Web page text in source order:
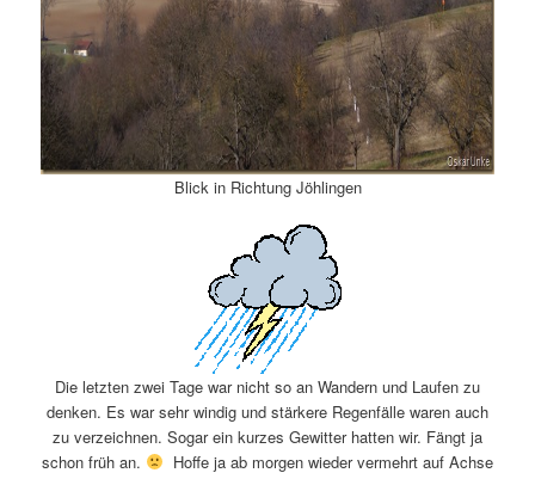
Blick in Richtung Jöhlingen
Die letzten zwei Tage war nicht so an Wandern und Laufen zu
denken. Es war sehr windig und stärkere Regenfälle waren auch
zu verzeichnen. Sogar ein kurzes Gewitter hatten wir. Fängt ja
schon früh an.
Hoffe ja ab morgen wieder vermehrt auf Achse